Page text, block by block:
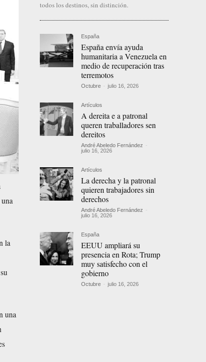
la
una
todos los destinos, sin distinción.
España
España envía ayuda
humanitaria a Venezuela en
medio de recuperación tras
terremotos
Octubre - julio 16, 2026
Artículos
A dereita e a patronal
queren traballadores sen
dereitos
André Abeledo Fernández -
julio 16, 2026
Artículos
La derecha y la patronal
quieren trabajadores sin
derechos
André Abeledo Fernández -
julio 16, 2026
España
EEUU ampliará su
presencia en Rota; Trump
muy satisfecho con el
gobierno
Octubre - julio 16, 2026